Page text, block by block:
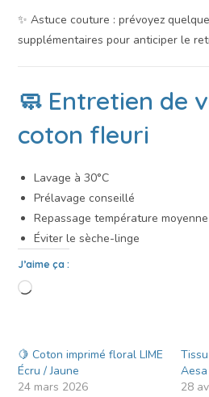
✨ Astuce couture : prévoyez
supplémentaires pour anticiper le
🧼 Entretien de
coton fleuri
Lavage à 30°C
Prélavage conseillé
Repassage température moyenne
Éviter le sèche-linge
J’aime ça :
🍋 Coton imprimé floral LIME
Écru / Jaune
24 mars 2026
28